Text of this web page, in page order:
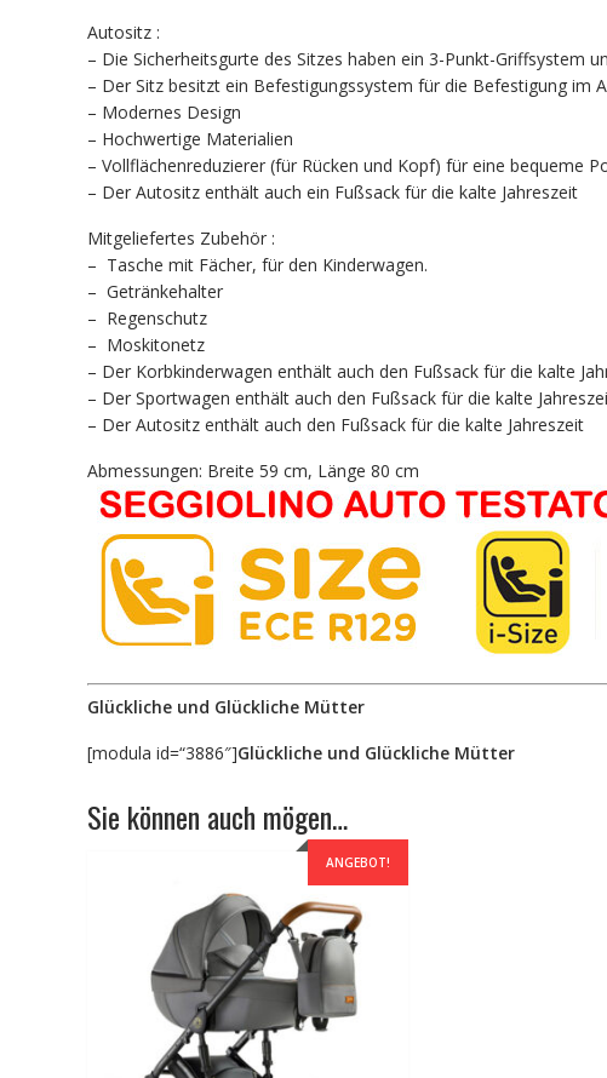
Autositz :
– Die Sicherheitsgurte des Sitzes haben ein 3-Punkt-Griffsystem
– Der Sitz besitzt ein Befestigungssystem für die Befestigung im
– Modernes Design
– Hochwertige Materialien
– Vollflächenreduzierer (für Rücken und Kopf) für eine bequeme
– Der Autositz enthält auch ein Fußsack für die kalte Jahreszeit
Mitgeliefertes Zubehör :
– Tasche mit Fächer, für den Kinderwagen.
– Getränkehalter
– Regenschutz
– Moskitonetz
– Der Korbkinderwagen enthält auch den Fußsack für die kalte
– Der Sportwagen enthält auch den Fußsack für die kalte
– Der Autositz enthält auch den Fußsack für die kalte Jahreszeit
Abmessungen: Breite 59 cm, Länge 80 cm
Glückliche und Glückliche Mütter
[modula id=“3886″]Glückliche und Glückliche Mütter
Sie können auch mögen…
ANGEBOT!